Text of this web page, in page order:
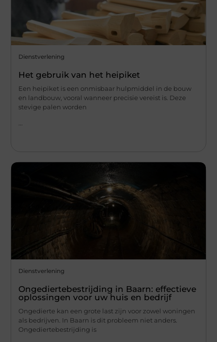
Dienstverlening
Het gebruik van het heipiket
Een heipiket is een onmisbaar hulpmiddel in de bouw
en landbouw, vooral wanneer precisie vereist is. Deze
stevige palen worden
Dienstverlening
Ongediertebestrijding in Baarn: effectieve
oplossingen voor uw huis en bedrijf
Ongedierte kan een grote last zijn voor zowel woningen
als bedrijven. In Baarn is dit probleem niet anders.
Ongediertebestrijding is